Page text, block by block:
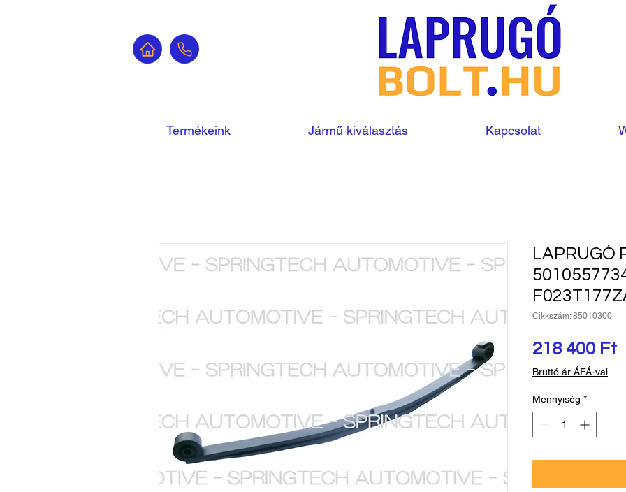
Termékeink Jármű kiválasztás Kapcsolat
LAPRUGÓ
Cikkszám: 85010300
218 400 FtÁr
Bruttó ár ÁFÁ-val
Mennyiség *